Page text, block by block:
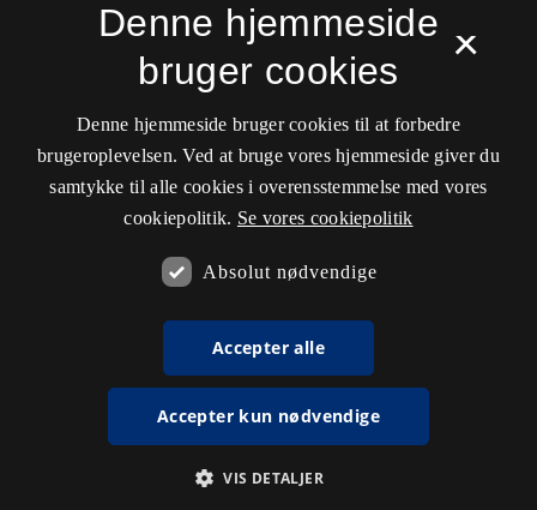
×
Denne hjemmeside
bruger cookies
Denne hjemmeside bruger cookies til at forbedre
brugeroplevelsen. Ved at bruge vores hjemmeside giver du
samtykke til alle cookies i overensstemmelse med vores
cookiepolitik. Se vores cookiepolitik
Absolut nødvendige
Accepter alle
Accepter kun nødvendige
VIS DETALJER